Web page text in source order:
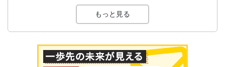
もっと見る